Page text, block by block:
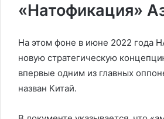
«Натофикация»
На этом фоне в июне 2022 года
новую стратегическую
впервые одним из главных
назван Китай.